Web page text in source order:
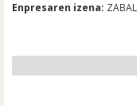
Enpresaren izena: